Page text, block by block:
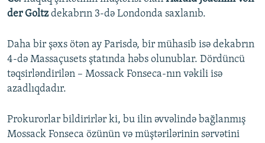
der Goltzdekabrın 3-də Londonda saxlanıb.
Daha bir şəxs ötən ay Parisdə, bir mühasib isə dekabrın
4-də Massaçusets ştatında həbs olunublar. Dördüncü
təqsirləndirilən – Mossack Fonseca-nın vəkili isə
azadlıqdadır.
Prokurorlar bildirirlər ki, bu ilin əvvəlində bağlanmış
Mossack Fonseca özünün və müştərilərinin sərvətini